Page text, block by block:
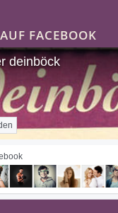
FACEBOOK
deinböck